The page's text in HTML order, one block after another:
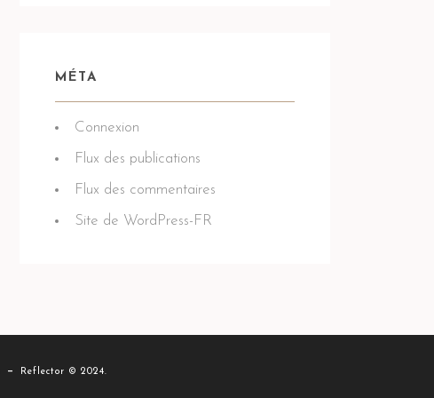
MÉTA
Connexion
Flux des publications
Flux des commentaires
Site de WordPress-FR
– Reflector © 2024.